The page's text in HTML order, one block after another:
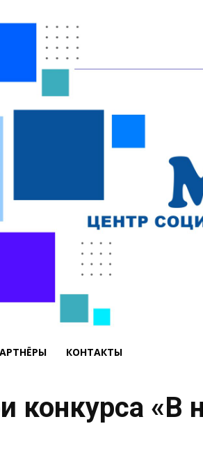
КОНТАКТЫ
«В